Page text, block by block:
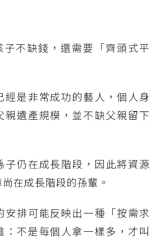
子不缺錢，還需要「齊頭式平
經是非常成功的藝人，個人身
親遺產規模，並不缺父親留下
子仍在成長階段，因此將資源
在成長階段的孫輩。
安排可能反映出一種「按需求
：不是每個人拿一樣多，才叫